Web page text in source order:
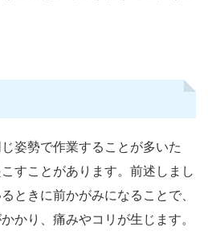
姿勢で作業することが多いた
すことがあります。前述しまし
ときに前かがみになることで、
かり、痛みやコリが生じます。